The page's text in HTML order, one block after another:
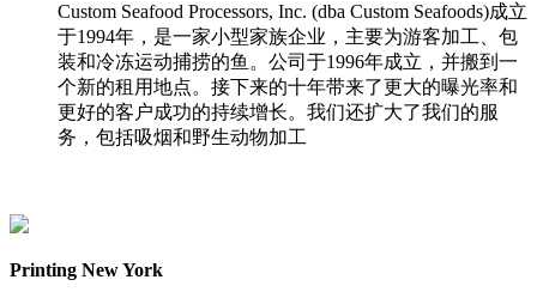
Custom Seafood Processors, Inc. (dba Custom Seafoods)成立
于1994年，是一家小型家族企业，主要为游客加工、包
装和冷冻运动捕捞的鱼。公司于1996年成立，并搬到一
个新的租用地点。接下来的十年带来了更大的曝光率和
更好的客户成功的持续增长。我们还扩大了我们的服
务，包括吸烟和野生动物加工
Printing New York